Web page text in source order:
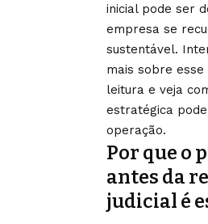
inicial pode ser
empresa se
sustentável.
mais sobre esse
leitura e veja
estratégica
operação.
Por que o
antes da
judicial é